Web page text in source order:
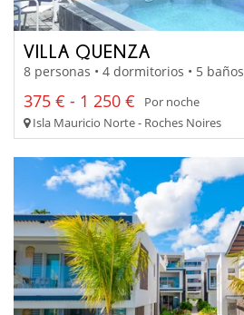
VILLA QUENZA
8 personas • 4 dormitorios • 5 baños
375 € - 1 250 €
Por noche
Isla Mauricio Norte - Roches Noires